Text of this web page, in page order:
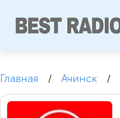
Главная / Ачинск /